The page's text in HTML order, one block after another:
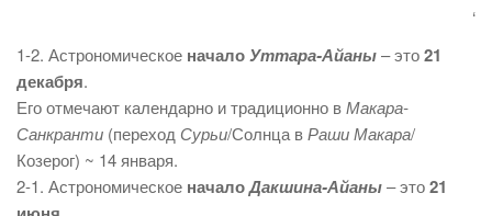
‘
1-2. Астрономическое началоУттара-Айаны– это21
декабря.
Его отмечают календарно и традиционно вМакара-
Санкранти (переход Сурьи/Солнца вРашиМакара/
Козерог) ~ 14 января.
2-1. Астрономическое началоДакшина-Айаны– это21